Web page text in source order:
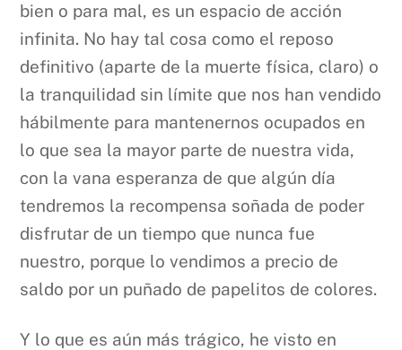
bien o para mal, es un espacio de acción
infinita. No hay tal cosa como el reposo
definitivo (aparte de la muerte física, claro) o
la tranquilidad sin límite que nos han vendido
hábilmente para mantenernos ocupados en
lo que sea la mayor parte de nuestra vida,
con la vana esperanza de que algún día
tendremos la recompensa soñada de poder
disfrutar de un tiempo que nunca fue
nuestro, porque lo vendimos a precio de
saldo por un puñado de papelitos de colores.
Y lo que es aún más trágico, he visto en